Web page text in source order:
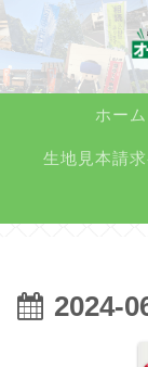
ホーム
生地見本請
2024-